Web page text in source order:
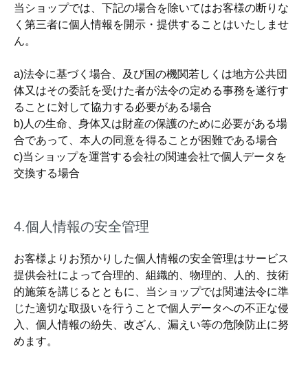
当ショップでは、下記の場合を除いてはお客様の断りな
く第三者に個人情報を開示・提供することはいたしませ
ん。
a)法令に基づく場合、及び国の機関若しくは地方公共団
体又はその委託を受けた者が法令の定める事務を遂行す
ることに対して協力する必要がある場合
b)人の生命、身体又は財産の保護のために必要がある場
合であって、本人の同意を得ることが困難である場合
c)当ショップを運営する会社の関連会社で個人データを
交換する場合
4.個人情報の安全管理
お客様よりお預かりした個人情報の安全管理はサービス
提供会社によって合理的、組織的、物理的、人的、技術
的施策を講じるとともに、当ショップでは関連法令に準
じた適切な取扱いを行うことで個人データへの不正な侵
入、個人情報の紛失、改ざん、漏えい等の危険防止に努
めます。